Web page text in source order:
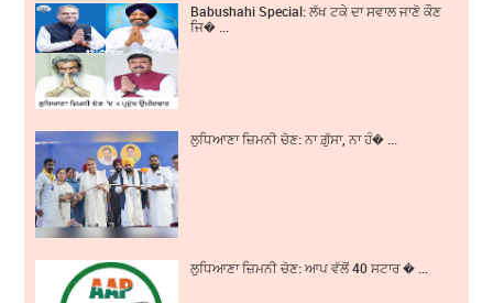
Babushahi Special: ਲੱਖ ਟਕੇ ਦਾ ਸਵਾਲ ਜਾਣੋ ਕੌਣ
ਜਿ� ...
ਲੁਧਿਆਣਾ ਜ਼ਿਮਨੀ ਚੋਣ: ਨਾ ਗ਼ੁੱਸਾ, ਨਾ ਹੰ� ...
ਲੁਧਿਆਣਾ ਜ਼ਿਮਨੀ ਚੋਣ: ਆਪ ਵੱਲੋਂ 40 ਸਟਾਰ � ...